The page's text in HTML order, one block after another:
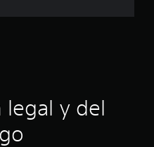
a
ó
legal y del